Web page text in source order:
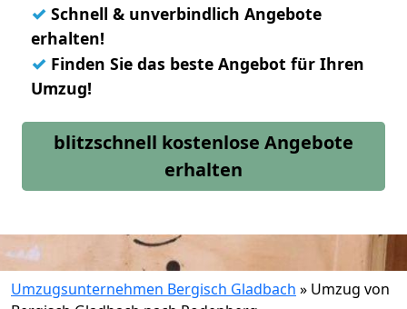
✓ Schnell & unverbindlich Angebote
erhalten!
✓ Finden Sie das beste Angebot für Ihren
Umzug!
blitzschnell kostenlose Angebote
erhalten
Umzugsunternehmen Bergisch Gladbach » Umzug von